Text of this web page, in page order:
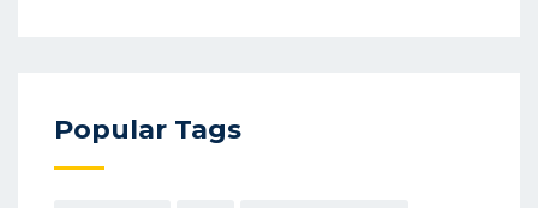
Popular Tags